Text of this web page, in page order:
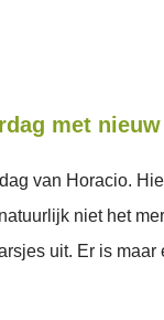
met
van Horacio.
niet het
uit. Er is maar